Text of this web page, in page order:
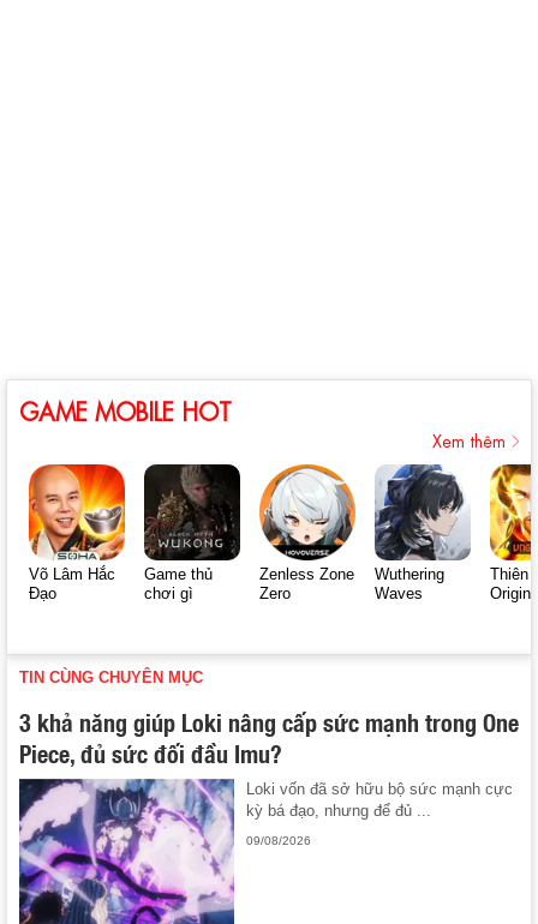
GAME MOBILE HOT
Xem thêm
Võ Lâm Hắc
Đạo
Game thủ
chơi gì
Zenless Zone
Zero
Wuthering
Waves
Thiên
Origin
TIN CÙNG CHUYÊN MỤC
3 khả năng giúp Loki nâng cấp sức mạnh trong One
Piece, đủ sức đối đầu Imu?
Loki vốn đã sở hữu bộ sức mạnh cực
kỳ bá đạo, nhưng để đủ ...
09/08/2026